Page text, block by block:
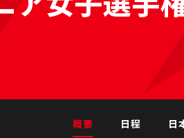
概要 日程 日